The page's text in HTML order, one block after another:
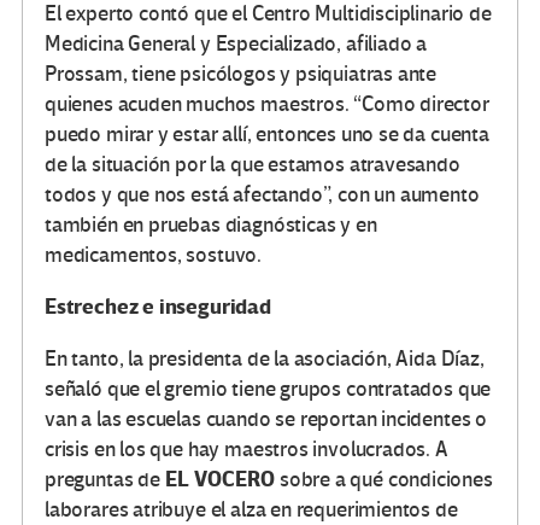
El experto contó que el Centro Multidisciplinario de
Medicina General y Especializado, afiliado a
Prossam, tiene psicólogos y psiquiatras ante
quienes acuden muchos maestros. “Como director
puedo mirar y estar allí, entonces uno se da cuenta
de la situación por la que estamos atravesando
todos y que nos está afectando”, con un aumento
también en pruebas diagnósticas y en
medicamentos, sostuvo.
Estrechez e inseguridad
En tanto, la presidenta de la asociación, Aida Díaz,
señaló que el gremio tiene grupos contratados que
van a las escuelas cuando se reportan incidentes o
crisis en los que hay maestros involucrados. A
preguntas de EL VOCERO sobre a qué condiciones
laborares atribuye el alza en requerimientos de